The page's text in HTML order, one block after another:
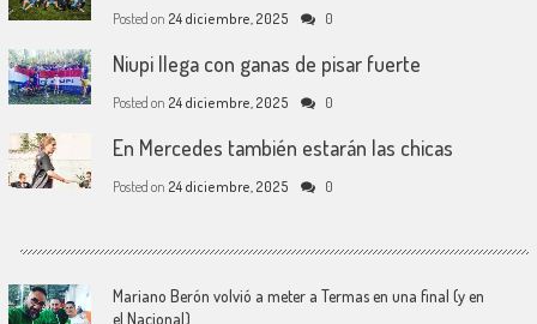
Posted on 24 diciembre, 2025 0
Niupi llega con ganas de pisar fuerte
Posted on 24 diciembre, 2025 0
En Mercedes también estarán las chicas
Posted on 24 diciembre, 2025 0
Mariano Berón volvió a meter a Termas en una final (y en
el Nacional)